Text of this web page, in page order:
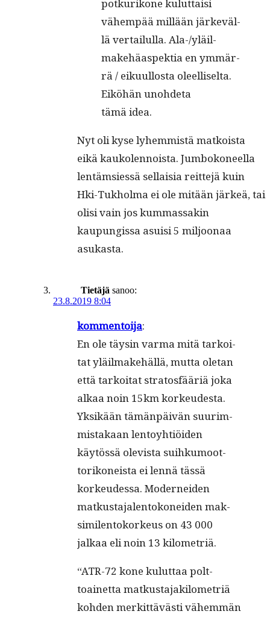
potkurikone kulut­taisi
vähempää mil­lään järkeväl­
lä ver­tailul­la. Ala-/yläil­
make­häaspek­tia en ymmär­
rä / eiku­ul­losta oleelliselta.
Eiköhän uno­hde­ta
tämä idea.
Nyt oli kyse lyhem­mistä matkoista
eikä kaukolen­noista. Jum­bokoneel­la
lentäm­siessä sel­l­aisia reit­te­jä kuin
Hki-Tukhol­ma ei ole mitään järkeä, tai
olisi vain jos kum­mas­sakin
kaupungis­sa asu­isi 5 miljoon­aa
asukasta.
Tietäjä sanoo:
23.8.2019 8:04
kom­men­toi­ja:
En ole täysin var­ma mitä tarkoi­
tat yläil­make­häl­lä, mut­ta ole­tan
että tarkoi­tat stratos­fääriä joka
alkaa noin 15km korkeud­es­ta.
Yksikään tämän­päivän suurim­
mis­takaan lentoy­htiöi­den
käytössä ole­vista suihku­moot­
torikoneista ei lennä tässä
korkeudessa. Mod­ernei­den
matkus­ta­ja­len­tokonei­den mak­
sim­i­len­toko­rkeus on 43 000
jalkaa eli noin 13 kilometriä.
“ATR-72 kone kulut­taa polt­
toainet­ta matkus­ta­jak­ilo­metriä
kohden merkit­tävästi vähem­män